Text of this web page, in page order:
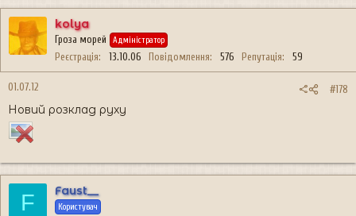
kolya
Гроза морей Адміністратор
Реєстрація 13.10.06 Повідомлення 576 Репутація 59
01.07.12 #178
Новий розклад руху
F Faust__
Користувач